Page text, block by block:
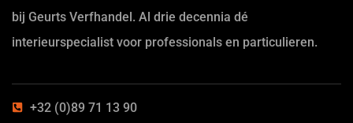
bij Geurts Verfhandel. Al drie decennia dé
interieurspecialist voor professionals en particulieren.
+32 (0)89 71 13 90